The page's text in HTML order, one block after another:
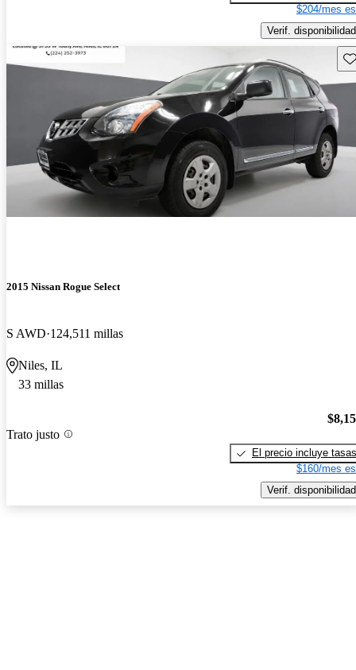
$204/mes
Verif. disponibilidad
2015 Nissan Rogue Select
S AWD 124,511 millas
Niles, IL
33 millas
Trato justo
El precio incluye tasas
$160/mes
Verif. disponibilidad